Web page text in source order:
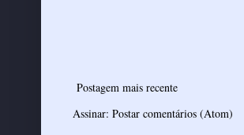
Postagem mais recente
Assinar: Postar comentários (Atom)